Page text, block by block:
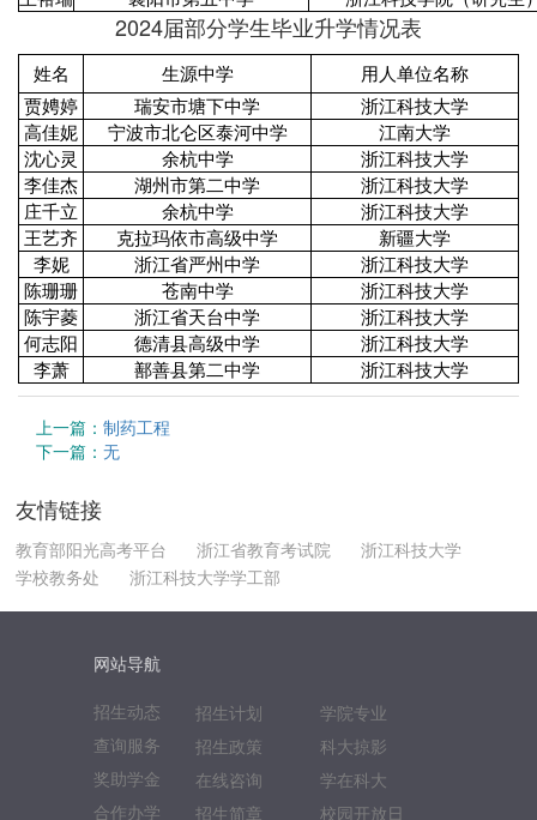
2024届部分学生毕业升学情况表
姓名 生源中学
用人单位名称
贾娉婷
瑞安市塘下中学
浙江科技大学
高佳妮
宁波市北仑区泰河中学
江南大学
沈心灵
余杭中学
浙江科技大学
李佳杰
湖州市第二中学
浙江科技大学
庄千立
余杭中学
浙江科技大学
王艺齐
克拉玛依市高级中学
新疆大学
李妮
浙江省严州中学
浙江科技大学
陈珊珊
苍南中学
浙江科技大学
陈宇菱
浙江省天台中学
浙江科技大学
何志阳
德清县高级中学
浙江科技大学
李萧
鄯善县第二中学 浙江科技大学
上一篇： 制药工程
下一篇： 无
友情链接
教育部阳光高考平台 浙江省教育考试院
浙江科技大学
学校教务处
浙江科技大学学工部
网站导航
招生动态
查询服务
奖助学金
合作办学
招生计划
招生政策
在线咨询
招生简章
学院专业
科大掠影
学在科大
校园开放日